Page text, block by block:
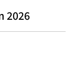
2026